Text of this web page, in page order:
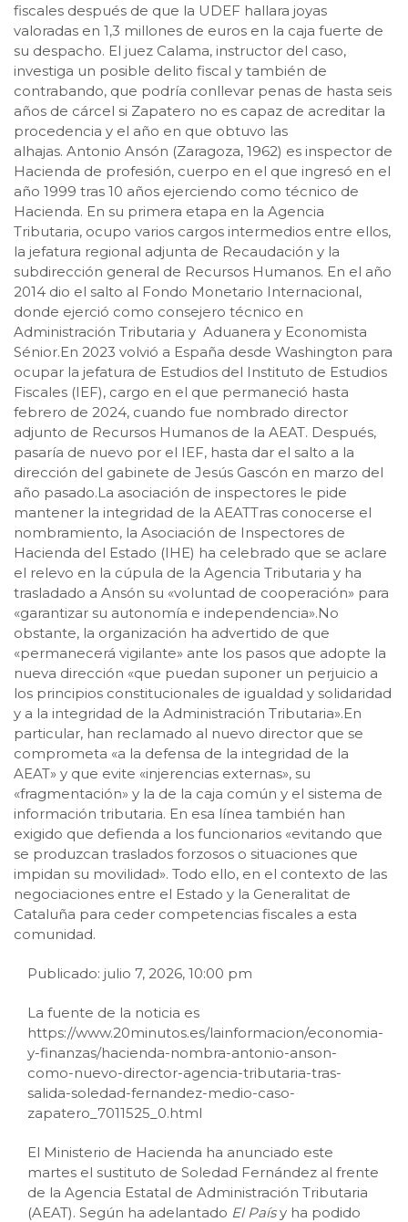
fiscales después de que la UDEF hallara joyas
valoradas en 1,3 millones de euros en la caja fuerte de
su despacho. El juez Calama, instructor del caso,
investiga un posible delito fiscal y también de
contrabando, que podría conllevar penas de hasta seis
años de cárcel si Zapatero no es capaz de acreditar la
procedencia y el año en que obtuvo las
alhajas. Antonio Ansón (Zaragoza, 1962) es inspector de
Hacienda de profesión, cuerpo en el que ingresó en el
año 1999 tras 10 años ejerciendo como técnico de
Hacienda. En su primera etapa en la Agencia
Tributaria, ocupo varios cargos intermedios entre ellos,
la jefatura regional adjunta de Recaudación y la
subdirección general de Recursos Humanos. En el año
2014 dio el salto al Fondo Monetario Internacional,
donde ejerció como consejero técnico en
Administración Tributaria y Aduanera y Economista
Sénior.En 2023 volvió a España desde Washington para
ocupar la jefatura de Estudios del Instituto de Estudios
Fiscales (IEF), cargo en el que permaneció hasta
febrero de 2024, cuando fue nombrado director
adjunto de Recursos Humanos de la AEAT. Después,
pasaría de nuevo por el IEF, hasta dar el salto a la
dirección del gabinete de Jesús Gascón en marzo del
año pasado.La asociación de inspectores le pide
mantener la integridad de la AEATTras conocerse el
nombramiento, la Asociación de Inspectores de
Hacienda del Estado (IHE) ha celebrado que se aclare
el relevo en la cúpula de la Agencia Tributaria y ha
trasladado a Ansón su «voluntad de cooperación» para
«garantizar su autonomía e independencia».No
obstante, la organización ha advertido de que
«permanecerá vigilante» ante los pasos que adopte la
nueva dirección «que puedan suponer un perjuicio a
los principios constitucionales de igualdad y solidaridad
y a la integridad de la Administración Tributaria».En
particular, han reclamado al nuevo director que se
comprometa «a la defensa de la integridad de la
AEAT» y que evite «injerencias externas», su
«fragmentación» y la de la caja común y el sistema de
información tributaria. En esa línea también han
exigido que defienda a los funcionarios «evitando que
se produzcan traslados forzosos o situaciones que
impidan su movilidad». Todo ello, en el contexto de las
negociaciones entre el Estado y la Generalitat de
Cataluña para ceder competencias fiscales a esta
comunidad.
Publicado: julio 7, 2026, 10:00 pm
La fuente de la noticia es
https://www.20minutos.es/lainformacion/economia-
y-finanzas/hacienda-nombra-antonio-anson-
como-nuevo-director-agencia-tributaria-tras-
salida-soledad-fernandez-medio-caso-
zapatero_7011525_0.html
El Ministerio de Hacienda ha anunciado este
martes el sustituto de Soledad Fernández al frente
de la Agencia Estatal de Administración Tributaria
(AEAT). Según ha adelantado El Paísy ha podido